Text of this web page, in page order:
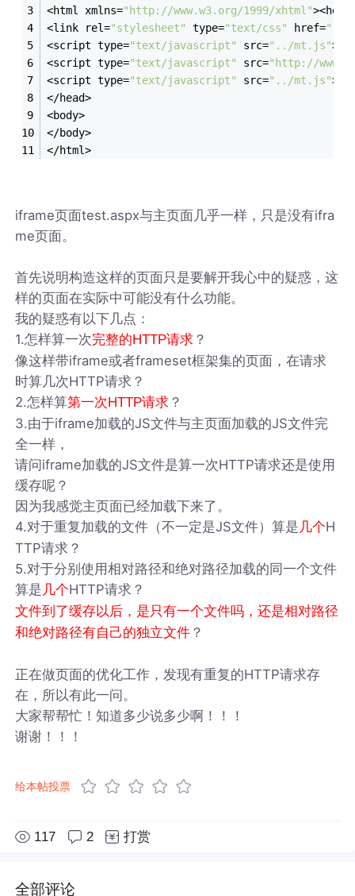
<html xmlns="http://www.w3.org/1999/xhtml"
<link rel="stylesheet" type="text/css" href="../
<script type="text/javascript" src="../mt.js"
<script type="text/javascript" src="http://
<script type="text/javascript" src="../mt.js"
</head>
<body>
</body>
</html>
iframe页面test.aspx与主页面几乎一样，只是没有ifra
me页面。
首先说明构造这样的页面只是要解开我心中的疑惑，这
样的页面在实际中可能没有什么功能。
我的疑惑有以下几点：
1.怎样算一次完整的HTTP请求 ？
像这样带iframe或者frameset框架集的页面，在请求
时算几次HTTP请求？
2.怎样算第一次HTTP请求 ？
3.由于iframe加载的JS文件与主页面加载的JS文件完
全一样，
请问iframe加载的JS文件是算一次HTTP请求还是使用
缓存呢？
因为我感觉主页面已经加载下来了。
4.对于重复加载的文件（不一定是JS文件）算是几个H
TTP请求？
5.对于分别使用相对路径和绝对路径加载的同一个文件
算是几个HTTP请求？
文件到了缓存以后，是只有一个文件吗，还是相对路径
和绝对路径有自己的独立文件 ？
正在做页面的优化工作，发现有重复的HTTP请求存
在，所以有此一问。
大家帮帮忙！知道多少说多少啊！！！
谢谢！！！
给本帖投票
117 2 打赏
全部评论